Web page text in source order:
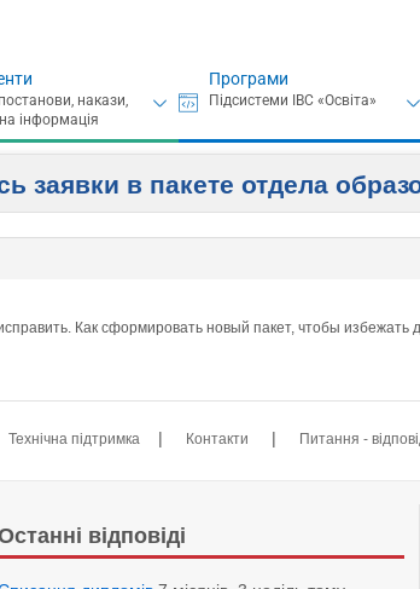
Програми
заявки в пакете отдела
Как сформировать новый пакет, чтобы избежать
Технічна підтримка | Контакти | Питання -
відповіді